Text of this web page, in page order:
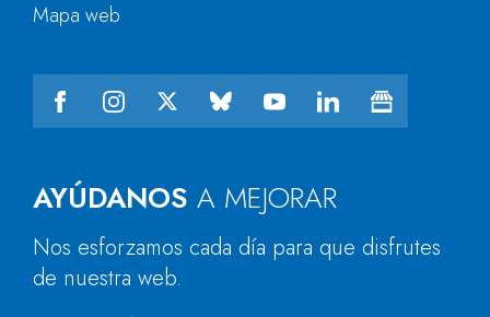
AYÚDANOS A MEJORAR
Nos esforzamos cada día para que disfrutes
de nuestra web.
Mapa web